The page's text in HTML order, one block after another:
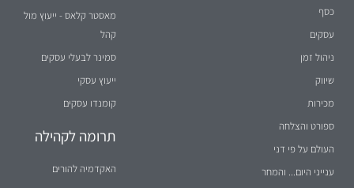
כסף
עסקים
ניהול זמן
שיווק
מכירות
ספורט והצלחה
העולם על פי דני
ענייני היום... והמחר
מאסטר קלאס - ייעוץ מול
קהל
סמינר לבעלי עסקים
ייעוץ עסקי
קומנדו עסקים
תרומה לקהילה
האקדמיה להורים